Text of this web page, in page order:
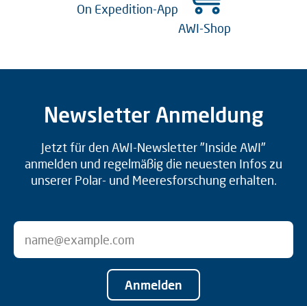
On Expedition-App
AWI-Shop
Newsletter Anmeldung
Jetzt für den AWI-Newsletter "Inside AWI"
anmelden und regelmäßig die neuesten Infos zu
unserer Polar- und Meeresforschung erhalten.
Anmelden